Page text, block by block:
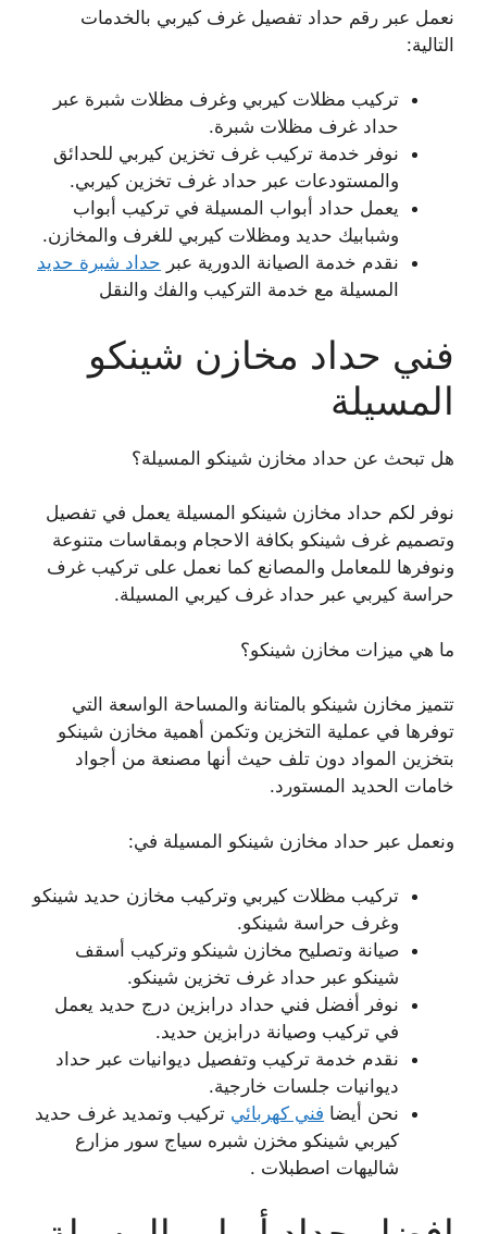
نعمل عبر رقم حداد تفصيل غرف كيربي بالخدمات
التالية:
تركيب مظلات كيربي وغرف مظلات شبرة عبر
حداد غرف مظلات شبرة.
نوفر خدمة تركيب غرف تخزين كيربي للحدائق
والمستودعات عبر حداد غرف تخزين كيربي.
يعمل حداد أبواب المسيلة في تركيب أبواب
وشبابيك حديد ومظلات كيربي للغرف والمخازن.
نقدم خدمة الصيانة الدورية عبر حداد شبرة حديد
المسيلة مع خدمة التركيب والفك والنقل
فني حداد مخازن شينكو
المسيلة
هل تبحث عن حداد مخازن شينكو المسيلة؟
نوفر لكم حداد مخازن شينكو المسيلة يعمل في تفصيل
وتصميم غرف شينكو بكافة الاحجام وبمقاسات متنوعة
ونوفرها للمعامل والمصانع كما نعمل على تركيب غرف
حراسة كيربي عبر حداد غرف كيربي المسيلة.
ما هي ميزات مخازن شينكو؟
تتميز مخازن شينكو بالمتانة والمساحة الواسعة التي
توفرها في عملية التخزين وتكمن أهمية مخازن شينكو
بتخزين المواد دون تلف حيث أنها مصنعة من أجواد
خامات الحديد المستورد.
ونعمل عبر حداد مخازن شينكو المسيلة في:
تركيب مظلات كيربي وتركيب مخازن حديد شينكو
وغرف حراسة شينكو.
صيانة وتصليح مخازن شينكو وتركيب أسقف
شينكو عبر حداد غرف تخزين شينكو.
نوفر أفضل فني حداد درابزين درج حديد يعمل
في تركيب وصيانة درابزين حديد.
نقدم خدمة تركيب وتفصيل ديوانيات عبر حداد
ديوانيات جلسات خارجية.
نحن أيضا فني كهربائي تركيب وتمديد غرف حديد
كيربي شينكو مخزن شبره سياج سور مزارع
شاليهات اصطبلات .